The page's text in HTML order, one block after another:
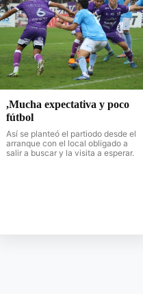
,Mucha expectativa y poco
fútbol
Así se planteó el partiodo desde el
arranque con el local obligado a
salir a buscar y la visita a esperar.